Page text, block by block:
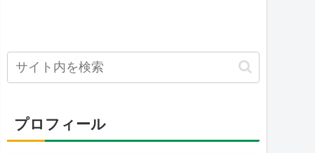
プロフィール